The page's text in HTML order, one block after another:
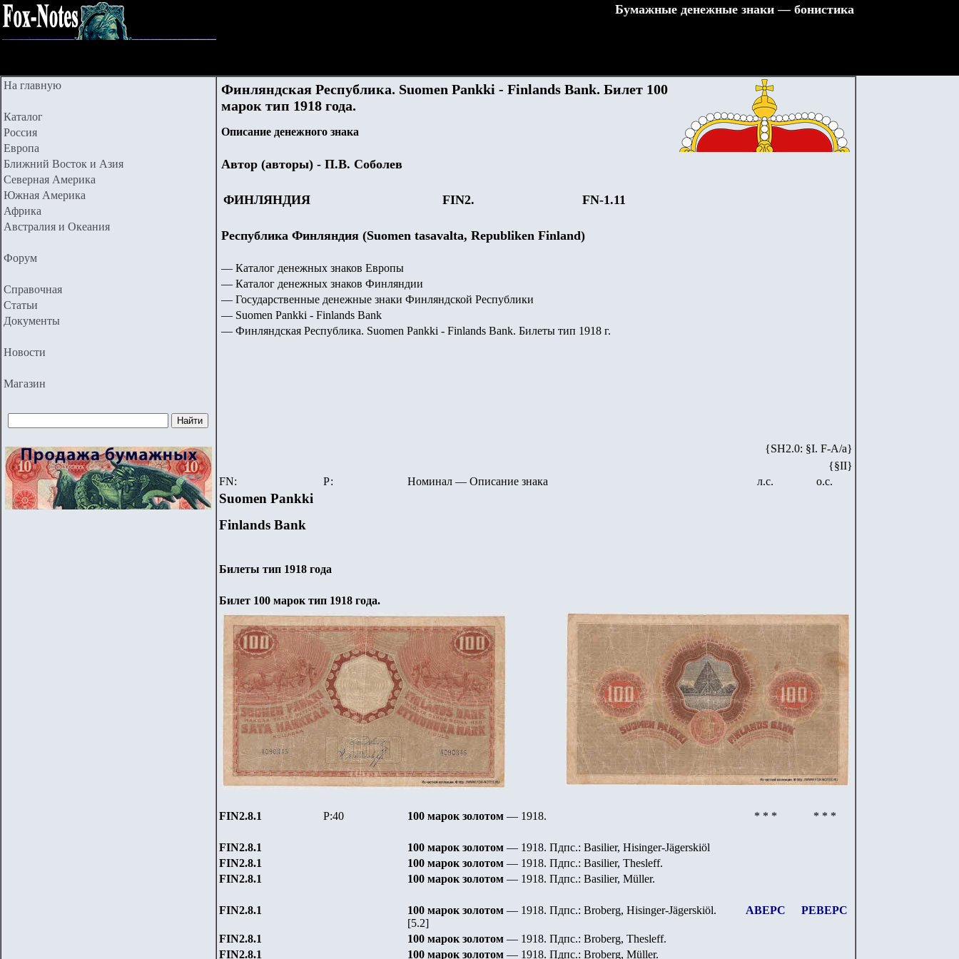
Бумажные денежные знаки — бонистика
На главную
Каталог
Россия
Европа
Ближний Восток и Азия
Северная Америка
Южная Америка
Африка
Австралия и Океания
Форум
Справочная
Статьи
Документы
Новости
Магазин
Финляндская Республика. Suomen Pankki - Finlands Bank. Билет 100
марок тип 1918 года.
Описание денежного знака
Автор (авторы) - П.В. Соболев
ФИНЛЯНДИЯ FIN2. FN-1.11
Республика Финляндия (Suomen tasavalta, Republiken Finland)
— Каталог денежных знаков Европы
— Каталог денежных знаков Финляндии
— Государственные денежные знаки Финляндской Республики
— Suomen Pankki - Finlands Bank
— Финляндская Республика. Suomen Pankki - Finlands Bank. Билеты тип 1918 г.
{SH2.0: §I. F-А/а}
{§II}
FN:
Р: Номинал — Описание знака л.с. о.с.
Suomen Pankki
Finlands Bank
Билеты тип 1918 года
Билет 100 марок тип 1918 года.
FIN2.8.1 P:40 100 марок золотом — 1918. * * * * * *
FIN2.8.1 100 марок золотом — 1918. Пдпс.: Basilier, Hisinger-Jägerskiöl
FIN2.8.1 100 марок золотом — 1918. Пдпс.: Basilier, Thesleff.
FIN2.8.1 100 марок золотом — 1918. Пдпс.: Basilier, Müller.
FIN2.8.1 100 марок золотом — 1918. Пдпс.: Broberg, Hisinger-Jägerskiöl.
[5.2]
АВЕРС РЕВЕРС
FIN2.8.1 100 марок золотом — 1918. Пдпс.: Broberg, Thesleff.
FIN2.8.1 100 марок золотом — 1918. Пдпс.: Broberg, Müller.